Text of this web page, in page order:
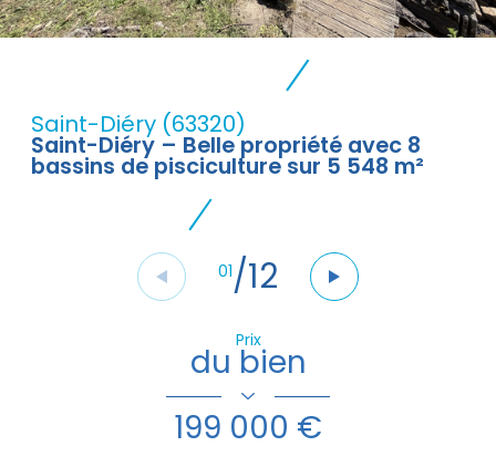
Saint-Diéry (63320)
Saint-Diéry – Belle propriété avec 8
bassins de pisciculture sur 5 548 m²
01/12
Prix
du bien
199 000 €